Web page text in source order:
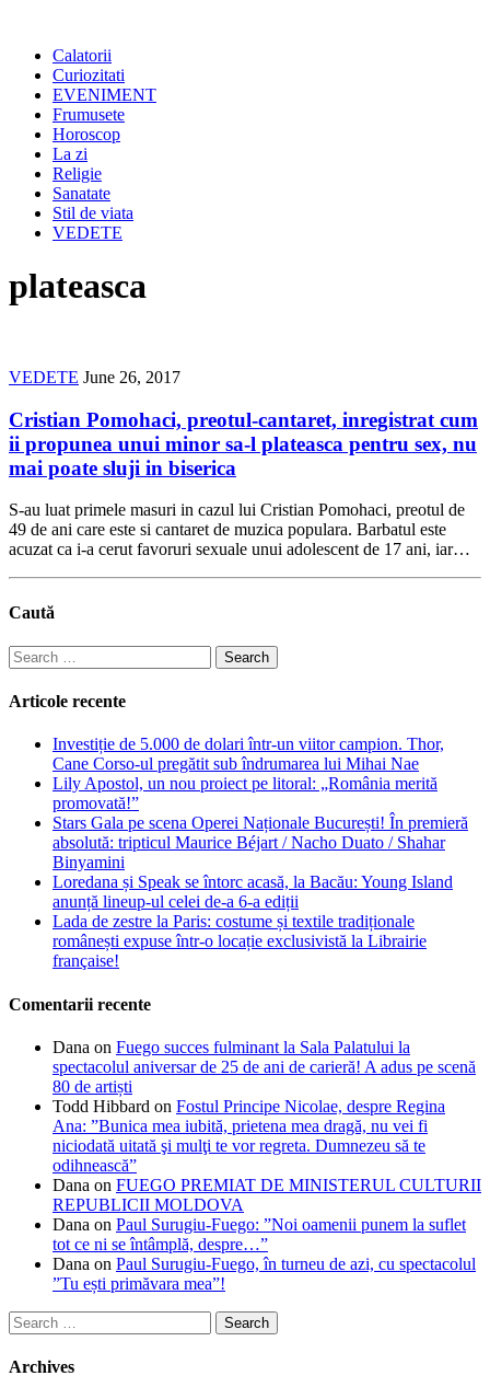
Calatorii
Curiozitati
EVENIMENT
Frumusete
Horoscop
La zi
Religie
Sanatate
Stil de viata
VEDETE
plateasca
VEDETE June 26, 2017
Cristian Pomohaci, preotul-cantaret, inregistrat cum
ii propunea unui minor sa-l plateasca pentru sex, nu
mai poate sluji in biserica
S-au luat primele masuri in cazul lui Cristian Pomohaci, preotul de
49 de ani care este si cantaret de muzica populara. Barbatul este
acuzat ca i-a cerut favoruri sexuale unui adolescent de 17 ani, iar…
Caută
Search
for:
Articole recente
Investiție de 5.000 de dolari într-un viitor campion. Thor,
Cane Corso-ul pregătit sub îndrumarea lui Mihai Nae
Lily Apostol, un nou proiect pe litoral: „România merită
promovată!”
Stars Gala pe scena Operei Naționale București! În premieră
absolută: tripticul Maurice Béjart / Nacho Duato / Shahar
Binyamini
Loredana și Speak se întorc acasă, la Bacău: Young Island
anunță lineup-ul celei de-a 6-a ediții
Lada de zestre la Paris: costume și textile tradiționale
românești expuse într-o locație exclusivistă la Librairie
française!
Comentarii recente
Dana on Fuego succes fulminant la Sala Palatului la
spectacolul aniversar de 25 de ani de carieră! A adus pe scenă
80 de artiști
Todd Hibbard on Fostul Principe Nicolae, despre Regina
Ana: ”Bunica mea iubită, prietena mea dragă, nu vei fi
niciodată uitată şi mulţi te vor regreta. Dumnezeu să te
odihnească”
Dana on FUEGO PREMIAT DE MINISTERUL CULTURII
REPUBLICII MOLDOVA
Dana on Paul Surugiu-Fuego: ”Noi oamenii punem la suflet
tot ce ni se întâmplă, despre…”
Dana on Paul Surugiu-Fuego, în turneu de azi, cu spectacolul
”Tu ești primăvara mea”!
Search
for:
Archives